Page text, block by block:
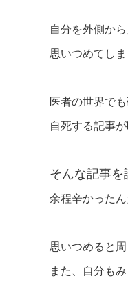
自分を外側か
思いつめてしま
医者の世界で
自死する記事
そんな記事を
余程辛かった
思いつめると周
また、自分も